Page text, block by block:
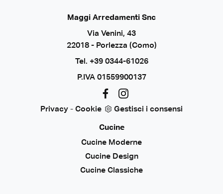
Maggi Arredamenti Snc
Via Venini, 43
22018 - Porlezza (Como)
Tel. +39 0344-61026
P.IVA 01559900137
Privacy - Cookie Gestisci i consensi
Cucine
Cucine Moderne
Cucine Design
Cucine Classiche